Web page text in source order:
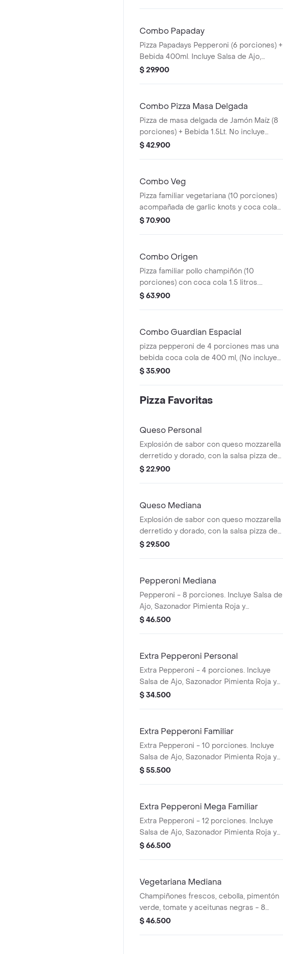
Combo Papaday
Pizza Papadays Pepperoni (6 porciones) +
Bebida 400ml. Incluye Salsa de Ajo,
Sazonador Pimienta Roja y Pepperoncini.
$ 29.900
Combo Pizza Masa Delgada
Pizza de masa delgada de Jamón Maíz (8
porciones) + Bebida 1.5Lt. No incluye
salsa de ajo, llevala por $2.900
$ 42.900
Combo Veg
Pizza familiar vegetariana (10 porciones)
acompañada de garlic knots y coca cola
1.5 litros. Incluye Salsa de Ajo, Sazonador
$ 70.900
Combo Origen
Pizza familiar pollo champiñón (10
porciones) con coca cola 1.5 litros.
Incluye Salsa de Ajo, Sazonador Pimienta
$ 63.900
Combo Guardian Espacial
pizza pepperoni de 4 porciones mas una
bebida coca cola de 400 ml, (No incluye
coleccionable para este canal). Incluye
$ 35.900
Pizza Favoritas
Queso Personal
Explosión de sabor con queso mozzarella
derretido y dorado, con la salsa pizza de
Papa Johns con su sabor inconfundible. 4
$ 22.900
Queso Mediana
Explosión de sabor con queso mozzarella
derretido y dorado, con la salsa pizza de
Papa Johns con su sabor inconfundible. 8
$ 29.500
Pepperoni Mediana
Pepperoni - 8 porciones. Incluye Salsa de
Ajo, Sazonador Pimienta Roja y
Pepperoncini.
$ 46.500
Extra Pepperoni Personal
Extra Pepperoni - 4 porciones. Incluye
Salsa de Ajo, Sazonador Pimienta Roja y
Pepperoncini.
$ 34.500
Extra Pepperoni Familiar
Extra Pepperoni - 10 porciones. Incluye
Salsa de Ajo, Sazonador Pimienta Roja y
Pepperoncini.
$ 55.500
Extra Pepperoni Mega Familiar
Extra Pepperoni - 12 porciones. Incluye
Salsa de Ajo, Sazonador Pimienta Roja y
Pepperoncini.
$ 66.500
Vegetariana Mediana
Champiñones frescos, cebolla, pimentón
verde, tomate y aceitunas negras - 8
porciones. Incluye Salsa de Ajo,
$ 46.500